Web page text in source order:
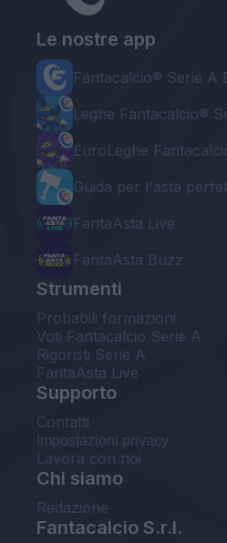
Le nostre app
Fantacalcio® Serie A
Leghe Fantacalcio®
EuroLeghe
Guida per l'asta
FantaAsta Live
FantaAsta Buzz
Strumenti
Probabili formazioni
Voti Fantacalcio Serie A
Rigoristi Serie A
FantaAsta Live
Supporto
Contatti
Impostazioni privacy
Lavora con noi
Chi siamo
Redazione
Fantacalcio S.r.l.